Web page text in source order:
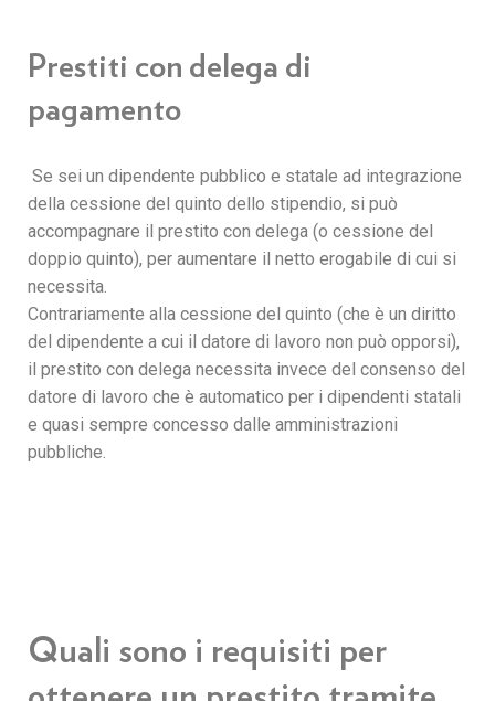
Prestiti con delega di
pagamento
Se sei un dipendente pubblico e statale ad integrazione
della cessione del quinto dello stipendio, si può
accompagnare il prestito con delega (o cessione del
doppio quinto), per aumentare il netto erogabile di cui si
necessita.
Contrariamente alla cessione del quinto (che è un diritto
del dipendente a cui il datore di lavoro non può opporsi),
il prestito con delega necessita invece del consenso del
datore di lavoro che è automatico per i dipendenti statali
e quasi sempre concesso dalle amministrazioni
pubbliche.
Quali sono i requisiti per